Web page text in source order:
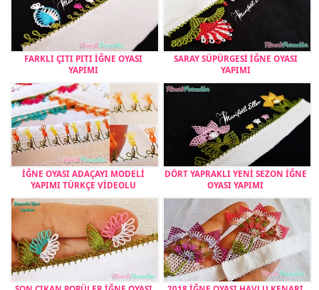
FARKLI ÇITI PITI İĞNE OYASI
YAPIMI
SARAY SÜPÜRGESİ İĞNE OYASI
YAPIMI
İĞNE OYASI ADAÇAYI MODELİ
YAPIMI TÜRKÇE VİDEOLU
DÖRT YAPRAKLI YENİ SEZON İĞNE
OYASI YAPIMI